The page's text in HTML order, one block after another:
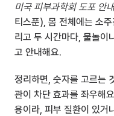
미국 피부과학회 도포 안내
티스푼), 몸 전체에는 소
리고 두 시간마다, 물놀이
고 안내해요.
정리하면, 숫자를 고르는
관이 차단 효과를 좌우해
용이라, 피부 질환이 있거